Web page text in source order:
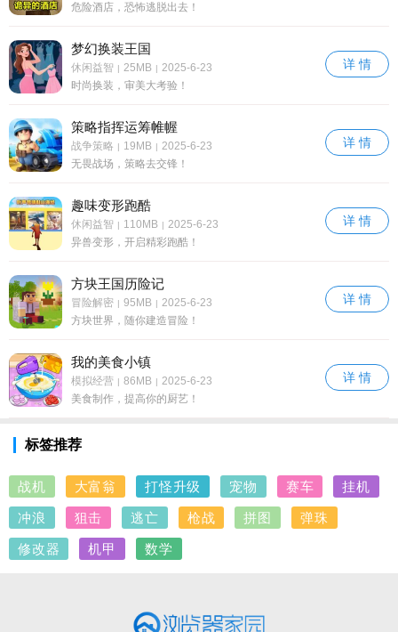
危险酒店，恐怖逃脱出去！
梦幻换装王国
休闲益智 | 25MB | 2025-6-23
时尚换装，审美大考验！
详 情
策略指挥运筹帷幄
战争策略 | 19MB | 2025-6-23
无畏战场，策略去交锋！
详 情
趣味变形跑酷
休闲益智 | 110MB | 2025-6-23
异兽变形，开启精彩跑酷！
详 情
方块王国历险记
冒险解密 | 95MB | 2025-6-23
方块世界，随你建造冒险！
详 情
我的美食小镇
模拟经营 | 86MB | 2025-6-23
美食制作，提高你的厨艺！
详 情
标签推荐
战机 大富翁 打怪升级 宠物 赛车 挂机
冲浪 狙击 逃亡 枪战 拼图 弹珠
修改器 机甲 数学